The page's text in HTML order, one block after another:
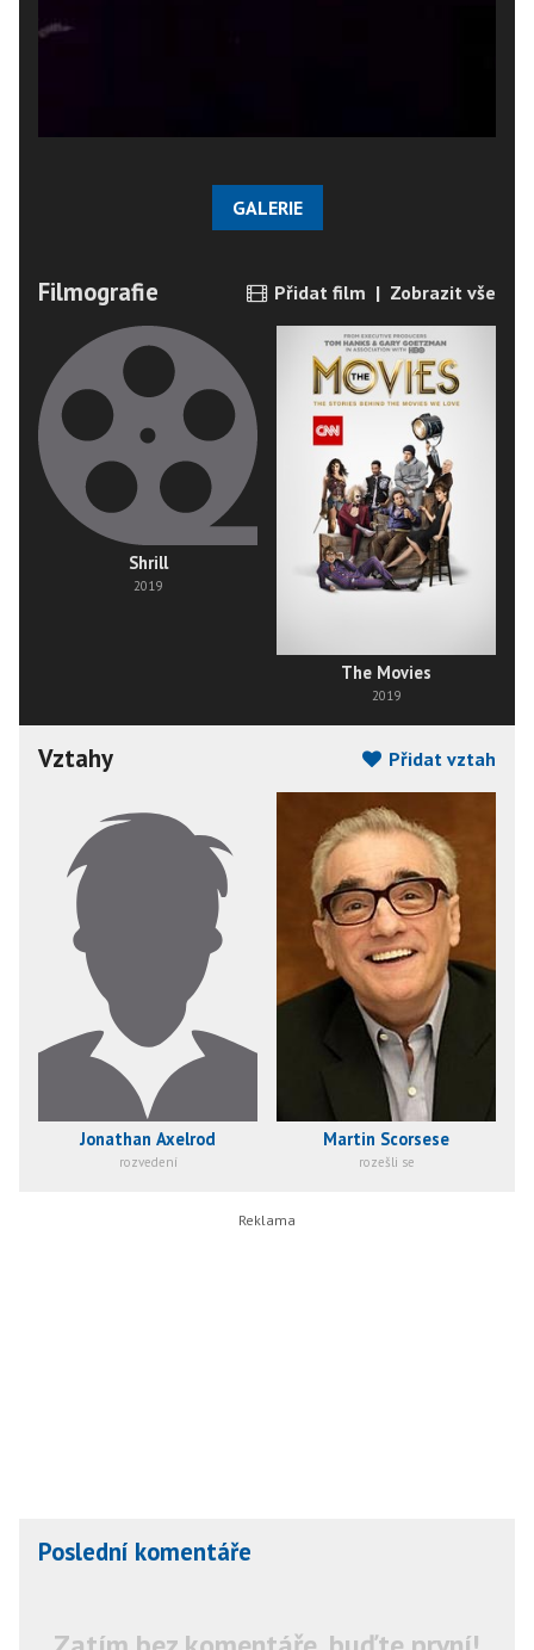
GALERIE
Filmografie Přidat film | Zobrazit vše
Shrill
2019
The Movies
2019
Vztahy Přidat vztah
Jonathan Axelrod
rozvedení
Martin Scorsese
rozešli se
Poslední komentáře